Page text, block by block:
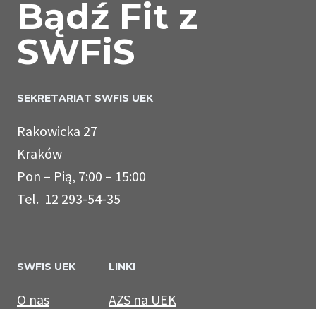
Bądź Fit z
SWFiS
SEKRETARIAT SWFIS UEK
Rakowicka 27
Kraków
Pon – Pią, 7:00 – 15:00
Tel. 12 293-54-35
SWFIS UEK
O nas
LINKI
AZS na UEK